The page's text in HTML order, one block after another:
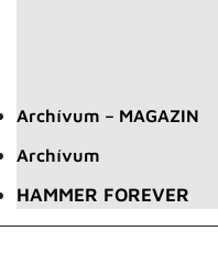
Archívum – MAGAZIN
Archívum
HAMMER FOREVER